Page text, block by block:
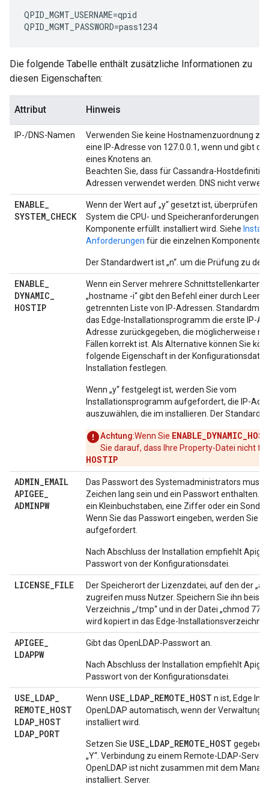
QPID_MGMT_USERNAME=qpid
QPID_MGMT_PASSWORD=pass1234
Die folgende Tabelle enthält zusätzliche Informationen zu
diesen Eigenschaften:
Attribut Hinweis
IP-/DNS-Namen
Verwenden Sie keine Hostnamenzuordnung zu
eine IP-Adresse von 127.0.0.1, wenn und gibt
eines Knotens an.
Beachten Sie, dass für Cassandra-
Adressen verwendet werden. DNS nicht
ENABLE_
SYSTEM_CHECK
Wenn der Wert auf „y“ gesetzt ist, überprüfen
System die CPU- und Speicheranforderungen
Komponente erfüllt. installiert wird. Siehe
Anforderungen für die einzelnen Komponenten.
Der Standardwert ist „n“. um die Prüfung zu
ENABLE_
DYNAMIC_
HOSTIP
Wenn ein Server mehrere Schnittstellenkarten
„hostname -i“ gibt den Befehl einer durch
getrennten Liste von IP-Adressen.
das Edge-Installationsprogramm die erste IP-
Adresse zurückgegeben, die möglicherweise
Fällen korrekt ist. Als Alternative können Sie
folgende Eigenschaft in der Konfigurationsdatei
Installation festlegen.
Wenn „y“ festgelegt ist, werden Sie vom
Installationsprogramm aufgefordert, die IP-
auszuwählen, die im installieren. Der
Achtung:Wenn Sie
Sie darauf, dass Ihre Property-Datei nicht
HOSTIP
ADMIN_EMAIL
APIGEE_
ADMINPW
Das Passwort des Systemadministrators muss
Zeichen lang sein und ein Passwort enthalten.
ein Kleinbuchstaben, eine Ziffer oder ein
Wenn Sie das Passwort eingeben, werden Sie
aufgefordert.
Nach Abschluss der Installation empfiehlt
Passwort von der Konfigurationsdatei.
LICENSE_FILE
Der Speicherort der Lizenzdatei, auf den der
zugreifen muss Nutzer. Speichern Sie ihn
Verzeichnis „/tmp“ und in der Datei „chmod
wird kopiert in das Edge-Installationsverzeichnis.
APIGEE_
LDAPPW
Gibt das OpenLDAP-Passwort an.
Nach Abschluss der Installation empfiehlt
Passwort von der Konfigurationsdatei.
USE_LDAP_
REMOTE_HOST
LDAP_HOST
LDAP_PORT
Wenn USE_LDAP_REMOTE_HOST n ist, Edge
OpenLDAP automatisch, wenn der
installiert wird.
Setzen Sie USE_LDAP_REMOTE_HOST
„Y“. Verbindung zu einem Remote-LDAP-
OpenLDAP ist nicht zusammen mit dem
installiert. Server.